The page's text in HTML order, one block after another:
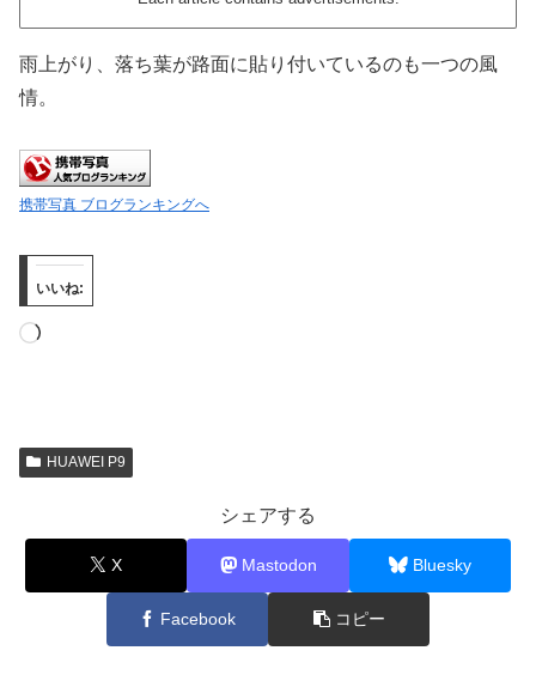
雨上がり、落ち葉が路面に貼り付いているのも一つの風
情。
携帯写真 ブログランキングへ
いいね:
読
中…
HUAWEI P9
シェアする
X Mastodon Bluesky
Facebook コピー